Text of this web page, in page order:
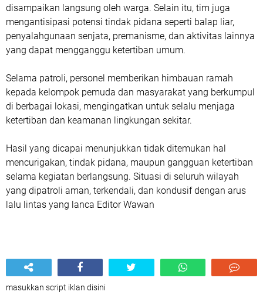
disampaikan langsung oleh warga. Selain itu, tim juga
mengantisipasi potensi tindak pidana seperti balap liar,
penyalahgunaan senjata, premanisme, dan aktivitas lainnya
yang dapat mengganggu ketertiban umum.
Selama patroli, personel memberikan himbauan ramah
kepada kelompok pemuda dan masyarakat yang berkumpul
di berbagai lokasi, mengingatkan untuk selalu menjaga
ketertiban dan keamanan lingkungan sekitar.
Hasil yang dicapai menunjukkan tidak ditemukan hal
mencurigakan, tindak pidana, maupun gangguan ketertiban
selama kegiatan berlangsung. Situasi di seluruh wilayah
yang dipatroli aman, terkendali, dan kondusif dengan arus
lalu lintas yang lanca Editor Wawan
masukkan script iklan disini